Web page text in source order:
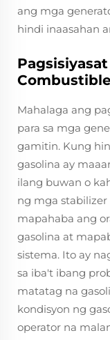
ang mga
hindi inaasahan
Mahalaga ang
para sa mga
gamitin. Kung
gasolina ay
ilang buwan o
ng mga
mapahaba ang
gasolina at
sistema. Ito ay
sa iba't ibang
matatag na
kondisyon ng
operator na